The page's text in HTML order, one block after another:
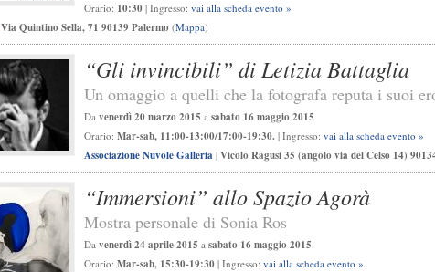
Orario: 10:30 | Ingresso: vai alla scheda evento »
Via Quintino Sella, 71 90139 Palermo (Mappa)
“Gli invincibili” di Letizia Battaglia
Un omaggio a quelli che la fotografa reputa i suoi
Da venerdì 20 marzo 2015 a sabato 16 maggio 2015
Orario: Mar-sab, 11:00-13:00/17:00-19:30. | Ingresso: vai alla scheda evento »
Associazione Nuvole Galleria | Vicolo Ragusi 35 (angolo via del Celso 14)
“Immersioni” allo Spazio Agorà
Mostra personale di Sonia Ros
Da venerdì 24 aprile 2015 a sabato 16 maggio 2015
Orario: Mar-sab, 15:30-19:30 | Ingresso: vai alla scheda evento »